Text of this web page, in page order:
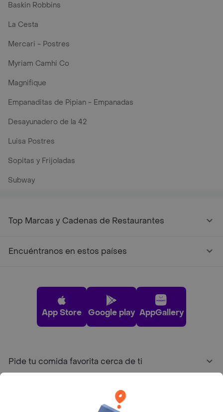
Baskin Robbins
La Cesta
Mercari - Postres
Myriam Camhi Co
Magnifique
Empanaditas de Pipian - Empanadas
Desayunadero de la 42
Luisa Postres
Sopitas y Frijoladas
Subway
Top Marcas y Cadenas de Restaurantes
Encuéntranos en estos países
App Store Google play AppGallery
Pide tu comida favorita cerca de ti